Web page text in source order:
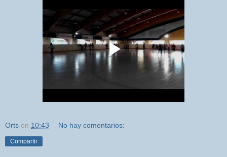
Orts en 10:43 No hay comentarios:
Compartir